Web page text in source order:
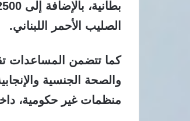
الصليب الأحمر اللبناني.
كما تتضمن المساعدات
والصحة الجنسية
منظمات غير حكومية،